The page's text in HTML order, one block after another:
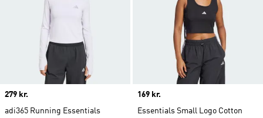
Price
279 kr.
adi365 Running Essentials
Price
169 kr.
Essentials Small Logo Cotton